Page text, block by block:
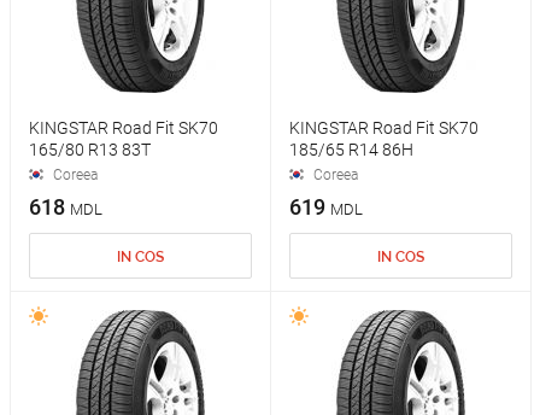
KINGSTAR Road Fit SK70
165/80 R13 83T
Coreea
618 MDL
IN COS
KINGSTAR Road Fit SK70
185/65 R14 86H
Coreea
619 MDL
IN COS